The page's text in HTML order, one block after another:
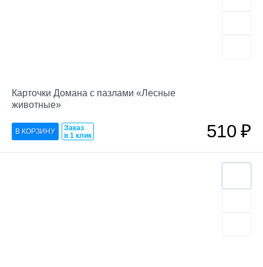
Карточки Домана с пазлами «Лесные
животные»
Заказ
в 1 клик
510₽